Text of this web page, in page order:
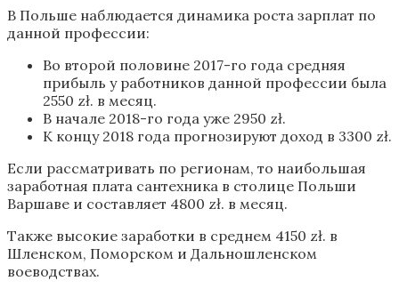
В Польше наблюдается динамика роста зарплат по
данной профессии:
Во второй половине 2017-го года средняя
прибыль у работников данной профессии была
2550 zł. в месяц.
В начале 2018-го года уже 2950 zł.
К концу 2018 года прогнозируют доход в 3300 zł.
Если рассматривать по регионам, то наибольшая
заработная плата сантехника в столице Польши
Варшаве и составляет 4800 zł. в месяц.
Также высокие заработки в среднем 4150 zł. в
Шленском, Поморском и Дальношленском
воеводствах.